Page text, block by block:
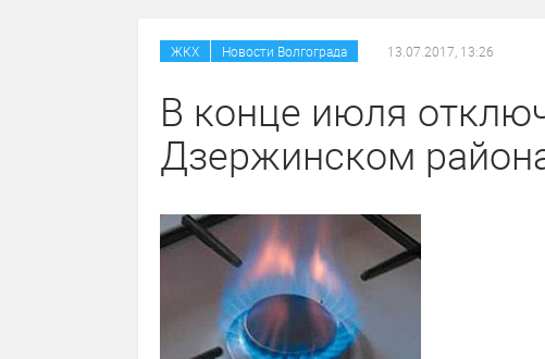
ЖКХ Новости Волгограда 13.07.2017, 13:26
В конце июля
Дзержинском